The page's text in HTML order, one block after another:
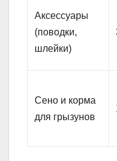
Аксессуары
(поводки,
шлейки)
Сено и корма
для грызунов